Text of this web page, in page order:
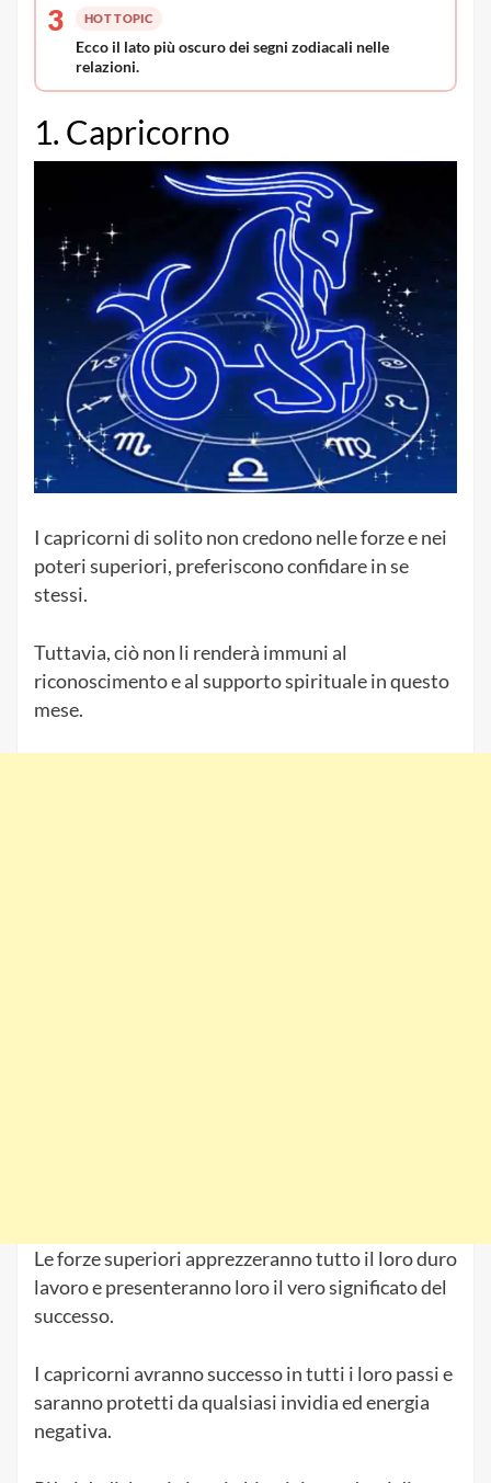
3 HOT TOPIC
Ecco il lato più oscuro dei segni zodiacali nelle
relazioni.
1. Capricorno
I capricorni di solito non credono nelle forze e nei
poteri superiori, preferiscono confidare in se
stessi.
Tuttavia, ciò non li renderà immuni al
riconoscimento e al supporto spirituale in questo
mese.
Le forze superiori apprezzeranno tutto il loro duro
lavoro e presenteranno loro il vero significato del
successo.
I capricorni avranno successo in tutti i loro passi e
saranno protetti da qualsiasi invidia ed energia
negativa.